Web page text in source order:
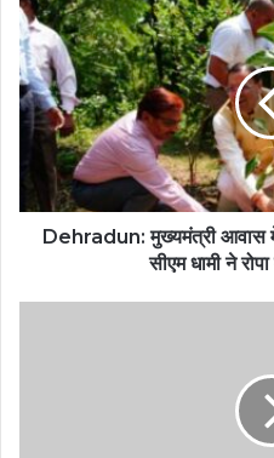
Dehradun: मुख्यमंत्री आवास में
सीएम धामी ने